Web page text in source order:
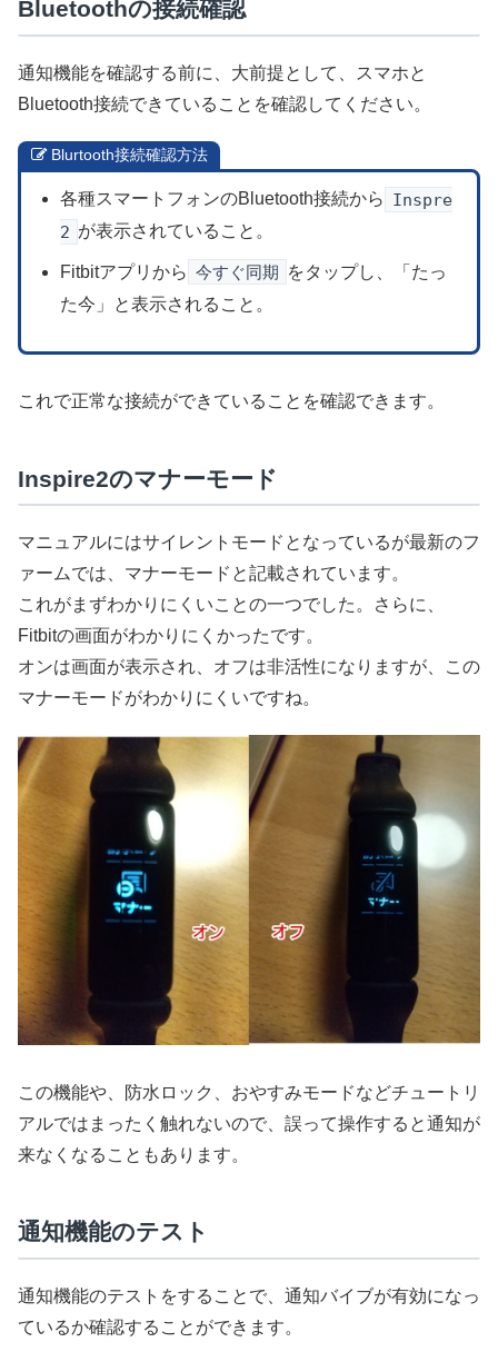
Bluetoothの接続確認
通知機能を確認する前に、大前提として、スマホと
Bluetooth接続できていることを確認してください。
Blurtooth接続確認方法
各種スマートフォンのBluetooth接続から Inspre
2 が表示されていること。
Fitbitアプリから 今すぐ同期 をタップし、「たっ
た今」と表示されること。
これで正常な接続ができていることを確認できます。
Inspire2のマナーモード
マニュアルにはサイレントモードとなっているが最新のフ
ァームでは、マナーモードと記載されています。
これがまずわかりにくいことの一つでした。さらに、
Fitbitの画面がわかりにくかったです。
オンは画面が表示され、オフは非活性になりますが、この
マナーモードがわかりにくいですね。
この機能や、防水ロック、おやすみモードなどチュートリ
アルではまったく触れないので、誤って操作すると通知が
来なくなることもあります。
通知機能のテスト
通知機能のテストをすることで、通知バイブが有効になっ
ているか確認することができます。